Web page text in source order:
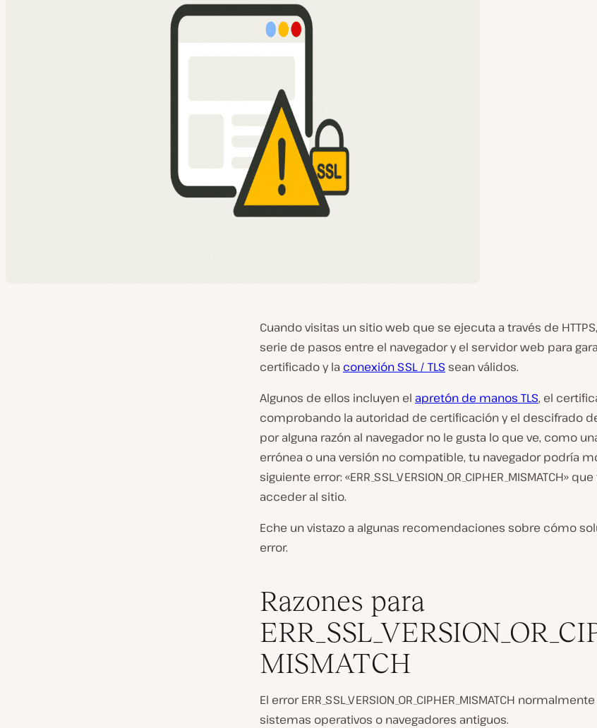
Cuando visitas un sitio web que se ejecuta a través de
serie de pasos entre el navegador y el servidor web para
certificado y la conexión SSL / TLS sean válidos.
Algunos de ellos incluyen el apretón de manos TLS, el
comprobando la autoridad de certificación y el descifrado
por alguna razón al navegador no le gusta lo que ve, como
errónea o una versión no compatible, tu navegador podría
siguiente error: «ERR_SSL_VERSION_OR_CIPHER_MISMATCH»
acceder al sitio.
Eche un vistazo a algunas recomendaciones sobre cómo
error.
Razones para
MISMATCH
El error ERR_SSL_VERSION_OR_CIPHER_MISMATCH
sistemas operativos o navegadores antiguos.